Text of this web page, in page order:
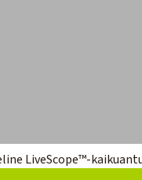
LiveScope™-